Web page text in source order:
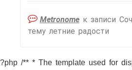
Metronomeк записи
тему летние радости
?php /** * The template used for